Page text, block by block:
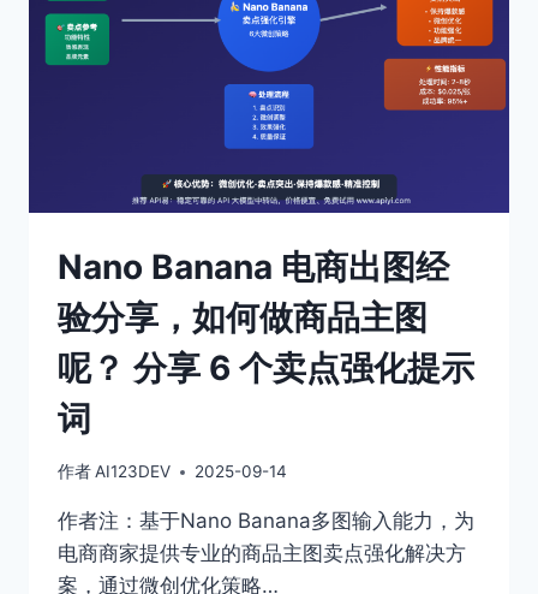
Nano Banana 电商出图经
验分享，如何做商品主图
呢？ 分享 6 个卖点强化提示
词
作者AI123DEV 2025-09-14
作者注：基于Nano Banana多图输入能力，为
电商商家提供专业的商品主图卖点强化解决方
案，通过微创优化策略…